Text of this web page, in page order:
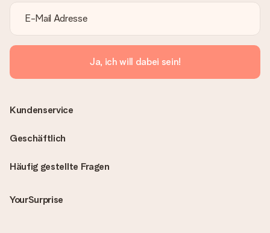
Ja, ich will dabei sein!
Häufig gestellte Fragen
YourSurprise
Kundenservice
Geschäftlich